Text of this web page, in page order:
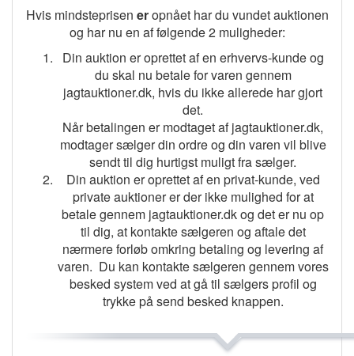
Hvis mindsteprisen eropnået har du vundet auktionen
og har nu en af følgende 2 muligheder:
Din auktion er oprettet af en erhvervs-kunde og
du skal nu betale for varen gennem
jagtauktioner.dk, hvis du ikke allerede har gjort
det.
Når betalingen er modtaget af jagtauktioner.dk,
modtager sælger din ordre og din varen vil blive
sendt til dig hurtigst muligt fra sælger.
Din auktion er oprettet af en privat-kunde, ved
private auktioner er der ikke mulighed for at
betale gennem jagtauktioner.dk og det er nu op
til dig, at kontakte sælgeren og aftale det
nærmere forløb omkring betaling og levering af
varen. Du kan kontakte sælgeren gennem vores
besked system ved at gå til sælgers profil og
trykke på send besked knappen.